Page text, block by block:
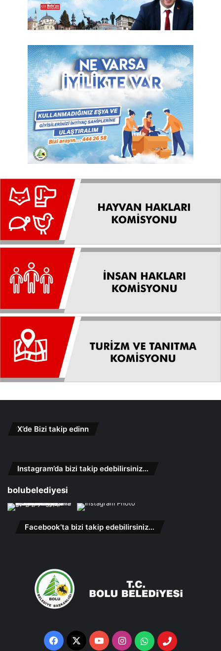
X’de Bizi takip edinn
Instagram’da bizi takip edebilirsiniz…
bolubelediyesi
Facebook’ta bizi takip edebilirsiniz…
Facebook
X YouTubeInstagramWhatsappTelefon